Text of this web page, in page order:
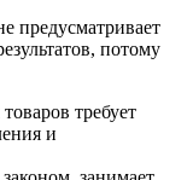
предусматривает
потому
требует
и